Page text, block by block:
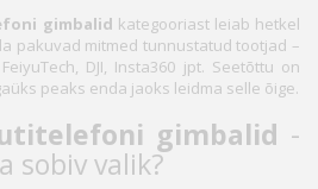
gimbalid kategooriast leiab hetkel
pakuvad mitmed tunnustatud tootjad –
DJI, Insta360 jpt. Seetõttu on
peaks enda jaoks leidma selle õige.
gimbalid -
sobiv valik?